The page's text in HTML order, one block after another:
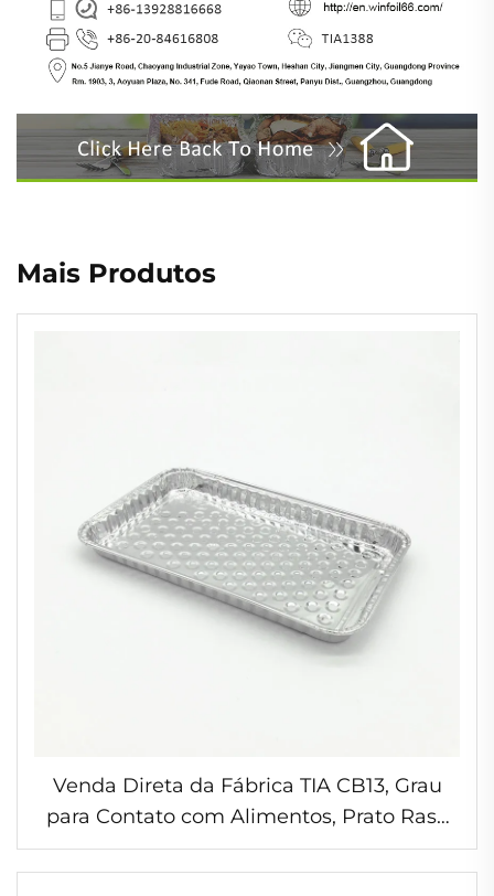
Mais Produtos
Venda Direta da Fábrica TIA CB13, Grau
para Contato com Alimentos, Prato Raso
de 9 Polegadas, Folha de Alumínio para
Armazenamento de Alimentos na